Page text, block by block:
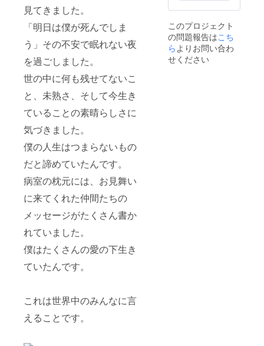
見てきました。
「明日は僕が死んでしま
う」その不安で眠れない夜
を過ごしました。
世の中に何も残せてないこ
と、未熟さ、そして今生き
ていることの素晴らしさに
気づきました。
僕の人生はつまらないもの
だと諦めていたんです。
病室の枕元には、お見舞い
に来てくれた仲間たちの
メッセージがたくさん書か
れていました。
僕はたくさんの愛の下生き
ていたんです。
これは世界中のみんなに言
えることです。
このプロジェクト
の問題報告はこち
らよりお問い合わ
せください